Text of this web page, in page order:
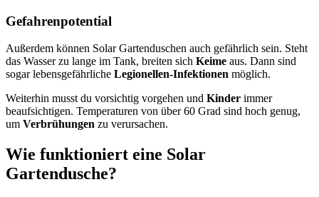
Gefahrenpotential
Außerdem können Solar Gartenduschen auch gefährlich sein. Steht
das Wasser zu lange im Tank, breiten sich Keime aus. Dann sind
sogar lebensgefährliche Legionellen-Infektionen möglich.
Weiterhin musst du vorsichtig vorgehen und Kinder immer
beaufsichtigen. Temperaturen von über 60 Grad sind hoch genug,
um Verbrühungen zu verursachen.
Wie funktioniert eine Solar
Gartendusche?